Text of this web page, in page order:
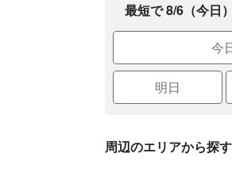
最短で 8/6（今日
今
明日
周辺のエリアから探す